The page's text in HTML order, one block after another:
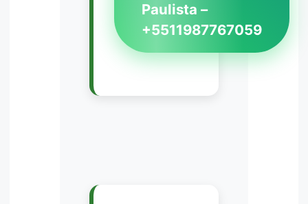
Paulista –
+5511987767059